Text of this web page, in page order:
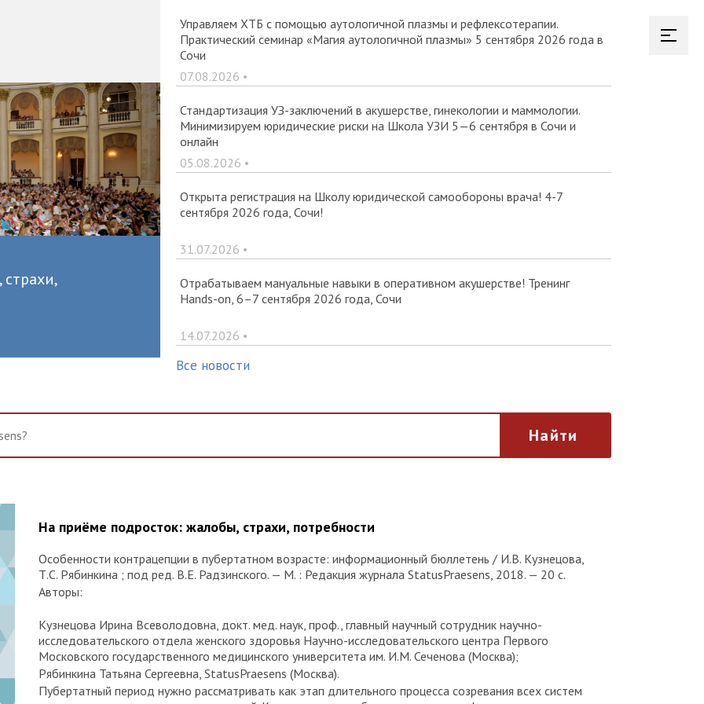
Управляем ХТБ с помощью аутологичной плазмы и рефлексотерапии.
Практический семинар «Магия аутологичной плазмы» 5 сентября 2026 года в
Сочи
07.08.2026 •
Стандартизация УЗ-заключений в акушерстве, гинекологии и маммологии.
Минимизируем юридические риски на Школа УЗИ 5—6 сентября в Сочи и
онлайн
05.08.2026 •
Открыта регистрация на Школу юридической самообороны врача! 4-7
сентября 2026 года, Сочи!
31.07.2026 •
Отрабатываем мануальные навыки в оперативном акушерстве! Тренинг
Hands-on, 6–7 сентября 2026 года, Сочи
14.07.2026 •
Все новости
Найти
На приёме подросток: жалобы, страхи, потребности
Особенности контрацепции в пубертатном возрасте: информационный бюллетень / И.В. Кузнецова,
Т.С. Рябинкина ; под ред. В.Е. Радзинского. — М. : Редакция журнала StatusPraesens, 2018. — 20 с.
Авторы:
Кузнецова Ирина Всеволодовна, докт. мед. наук, проф., главный научный сотрудник научно-
исследовательского отдела женского здоровья Научно-исследовательского центра Первого
Московского государственного медицинского университета им. И.М. Сеченова (Москва);
Рябинкина Татьяна Сергеевна, StatusPraesens (Москва).
Пубертатный период нужно рассматривать как этап длительного процесса созревания всех систем